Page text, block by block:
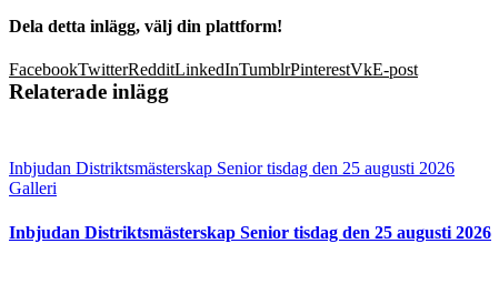
Dela detta inlägg, välj din plattform!
FacebookTwitterRedditLinkedInTumblrPinterestVkE-post
Relaterade inlägg
Inbjudan Distriktsmästerskap Senior tisdag den 25 augusti 2026
Galleri
Inbjudan Distriktsmästerskap Senior tisdag den 25 augusti 2026